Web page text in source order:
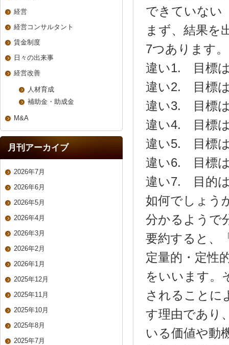
できていない
まず、結果を
7つあります。
違い1. 目標
違い2. 目標は
違い3. 目標は
違い4. 目標は
違い5. 目標
違い6. 目標
違い7. 目的
如何でしょう
分かるようで
要約すると、
定量的・定性
をいいます。
されることに
す理由であり
いる価値や動
経営
経営コンサルタント
賃金制度
日々の出来事
経営改善
人材育成
補助金・助成金
M&A
月刊アーカイブ
2026年7月
2026年6月
2026年5月
2026年4月
2026年3月
2026年2月
2026年1月
2025年12月
2025年11月
2025年10月
2025年8月
2025年7月